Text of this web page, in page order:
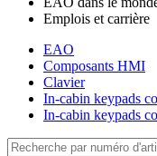
Emplois et carrière
EAO
Composants HMI
Clavier
In-cabin keypads
In-cabin keypads